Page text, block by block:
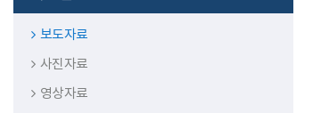
보도자료
사진자료
영상자료